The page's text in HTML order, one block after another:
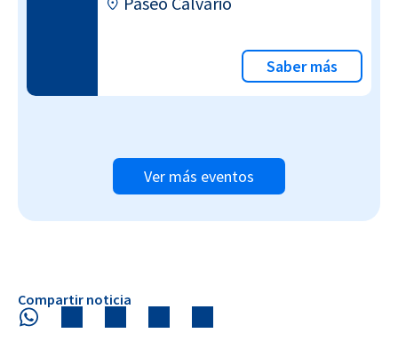
Saber más
Ver más eventos
Compartir noticia